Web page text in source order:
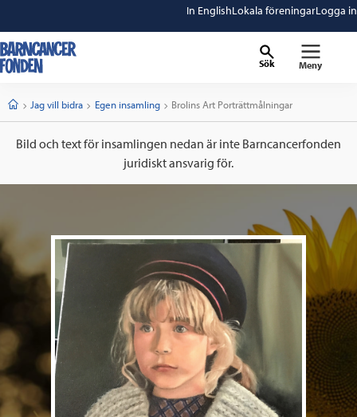
In EnglishLokala föreningarLogga in
Sök Meny
StartJag vill bidra Egen insamling Current:
Brolins Art Porträttmålningar
Bild och text för insamlingen nedan är inte Barncancerfonden
juridiskt ansvarig för.